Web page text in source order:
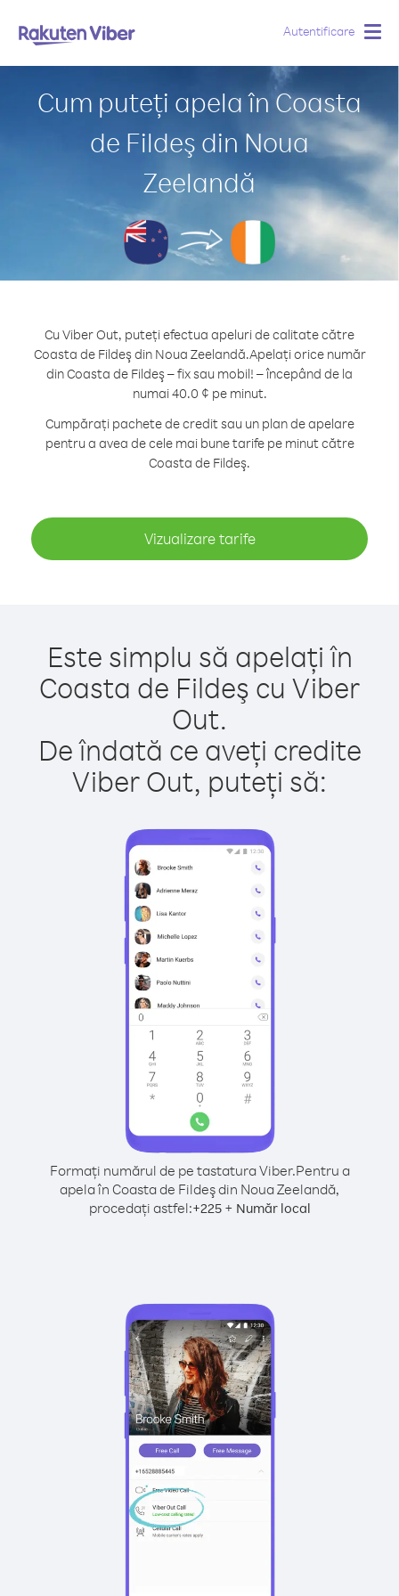
Autentificare
Cum puteți apela în Coasta
de Fildeş din Noua
Zeelandă
Cu Viber Out, puteți efectua apeluri de calitate către
Coasta de Fildeş din Noua Zeelandă.Apelați orice număr
din Coasta de Fildeş – fix sau mobil! – începând de la
numai 40.0 ¢ pe minut.
Cumpărați pachete de credit sau un plan de apelare
pentru a avea de cele mai bune tarife pe minut către
Coasta de Fildeş.
Vizualizare tarife
Este simplu să apelați în
Coasta de Fildeş cu Viber
Out.
De îndată ce aveți credite
Viber Out, puteți să:
Formați numărul de pe tastatura Viber.Pentru a
apela în Coasta de Fildeş din Noua Zeelandă,
procedați astfel:+225+ Număr local